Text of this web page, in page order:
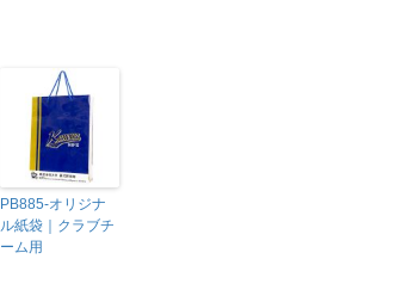
PB885-オリジナ
ル紙袋｜クラブチ
ーム用